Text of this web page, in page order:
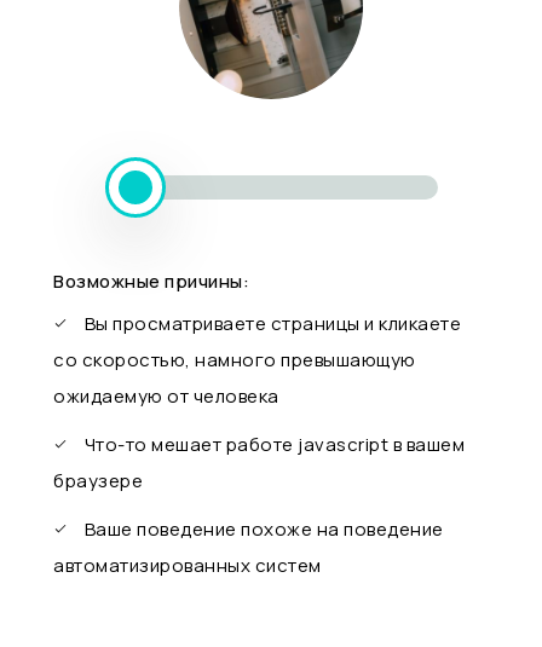
Возможные причины:
Вы просматриваете страницы и кликаете
со скоростью, намного превышающую
ожидаемую от человека
Что-то мешает работе javascript в вашем
браузере
Ваше поведение похоже на поведение
автоматизированных систем